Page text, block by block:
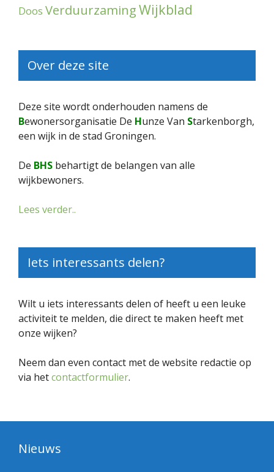
Doos VerduurzamingWijkblad
Over deze site
Deze site wordt onderhouden namens de
Bewonersorganisatie De Hunze Van Starkenborgh,
een wijk in de stad Groningen.
De BHS behartigt de belangen van alle
wijkbewoners.
Lees verder..
Iets interessants delen?
Wilt u iets interessants delen of heeft u een leuke
activiteit te melden, die direct te maken heeft met
onze wijken?
Neem dan even contact met de website redactie op
via hetcontactformulier.
Nieuws